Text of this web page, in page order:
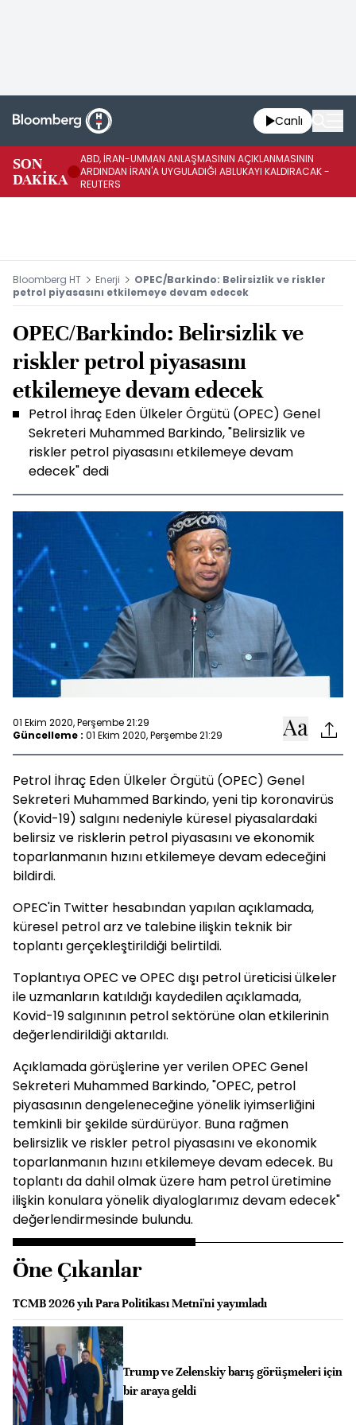
Canlı
SON
DAKİKA
ABD, İRAN-UMMAN ANLAŞMASININ AÇIKLANMASININ
ARDINDAN İRAN'A UYGULADIĞI ABLUKAYI KALDIRACAK -
REUTERS
Bloomberg HT Enerji
OPEC/Barkindo: Belirsizlik ve riskler
petrol piyasasını etkilemeye devam edecek
OPEC/Barkindo: Belirsizlik ve
riskler petrol piyasasını
etkilemeye devam edecek
Petrol İhraç Eden Ülkeler Örgütü (OPEC) Genel
Sekreteri Muhammed Barkindo, "Belirsizlik ve
riskler petrol piyasasını etkilemeye devam
edecek" dedi
01 Ekim 2020, Perşembe 21:29
Güncelleme : 01 Ekim 2020, Perşembe 21:29
Petrol İhraç Eden Ülkeler Örgütü (OPEC) Genel
Sekreteri Muhammed Barkindo, yeni tip koronavirüs
(Kovid-19) salgını nedeniyle küresel piyasalardaki
belirsiz ve risklerin petrol piyasasını ve ekonomik
toparlanmanın hızını etkilemeye devam edeceğini
bildirdi.
OPEC'in Twitter hesabından yapılan açıklamada,
küresel petrol arz ve talebine ilişkin teknik bir
toplantı gerçekleştirildiği belirtildi.
Toplantıya OPEC ve OPEC dışı petrol üreticisi ülkeler
ile uzmanların katıldığı kaydedilen açıklamada,
Kovid-19 salgınının petrol sektörüne olan etkilerinin
değerlendirildiği aktarıldı.
Açıklamada görüşlerine yer verilen OPEC Genel
Sekreteri Muhammed Barkindo, "OPEC, petrol
piyasasının dengeleneceğine yönelik iyimserliğini
temkinli bir şekilde sürdürüyor. Buna rağmen
belirsizlik ve riskler petrol piyasasını ve ekonomik
toparlanmanın hızını etkilemeye devam edecek. Bu
toplantı da dahil olmak üzere ham petrol üretimine
ilişkin konulara yönelik diyaloglarımız devam edecek"
değerlendirmesinde bulundu.
Öne Çıkanlar
TCMB 2026 yılı Para Politikası Metni'ni yayımladı
Trump ve Zelenskiy barış görüşmeleri için
bir araya geldi